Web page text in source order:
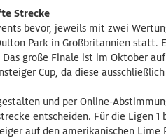
Strecke
bevor, jeweils mit zwei
Park in Großbritannien statt.
große Finale ist im Oktober
Cup, da diese
und per Online-
entscheiden. Für die Ligen 1
auf den amerikanischen Lime